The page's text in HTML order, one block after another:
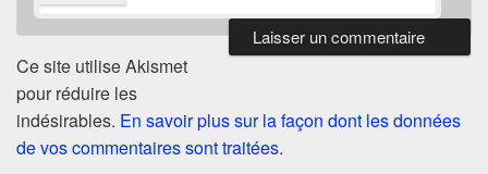
Ce site utilise Akismet
pour réduire les
indésirables. En savoir plus sur la façon dont les données
de vos commentaires sont traitées.